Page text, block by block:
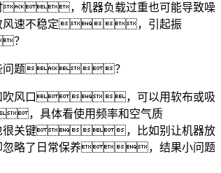
，机器负载过重也可能导致噪
速不稳定，引起振
？
问题？
口，可以用软布或吸
具体看使用频率和空气质
关键，比如别让机器放
了日常保养，结果小问题